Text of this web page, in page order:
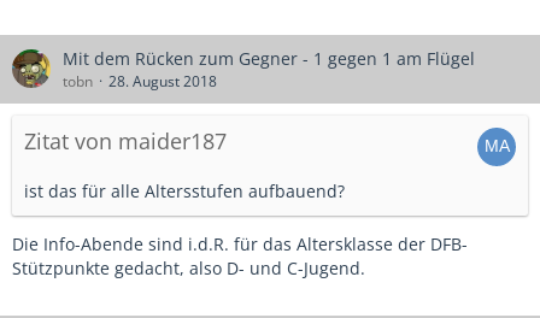
Mit dem Rücken zum Gegner - 1 gegen 1 am Flügel
tobn 28. August 2018
Zitat von maider187
ist das für alle Altersstufen aufbauend?
Die Info-Abende sind i.d.R. für das Altersklasse der DFB-
Stützpunkte gedacht, also D- und C-Jugend.